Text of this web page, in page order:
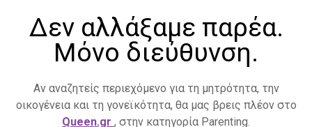
Δεν αλλάξαμε παρέα.
Μόνο διεύθυνση.
Αν αναζητείς περιεχόμενο για τη μητρότητα, την
οικογένεια και τη γονεϊκότητα, θα μας βρεις πλέον στο
Queen.gr , στην κατηγορία Parenting.